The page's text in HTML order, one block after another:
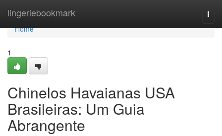
lingeriebookmark
Home
Home
1
Chinelos Havaianas USA
Brasileiras: Um Guia
Abrangente